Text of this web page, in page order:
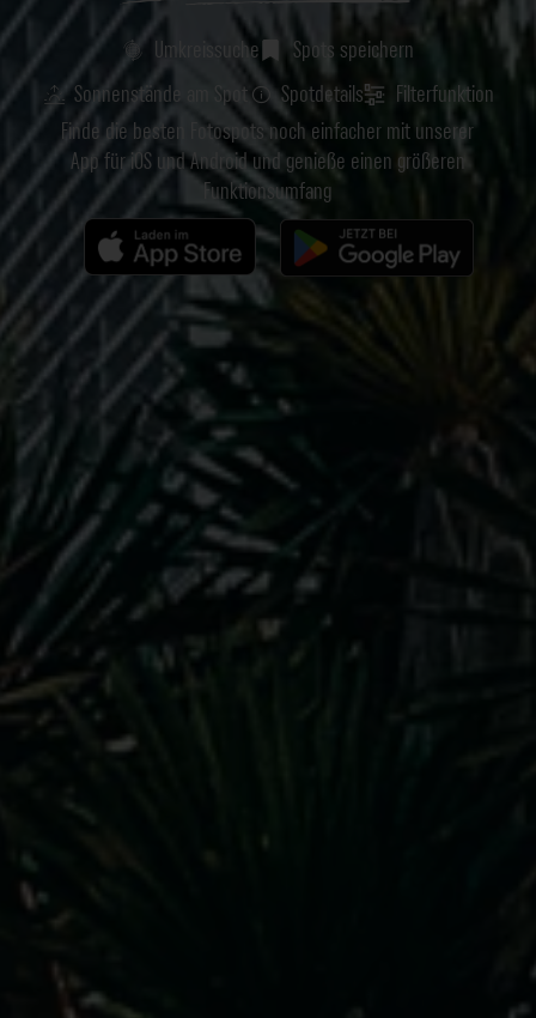
Umkreissuche
Spots speichern
Sonnenstände am Spot
Spotdetails
Filterfunktion
Finde die besten Fotospots noch einfacher mit unserer
App für iOS und Android und genieße einen größeren
Funktionsumfang